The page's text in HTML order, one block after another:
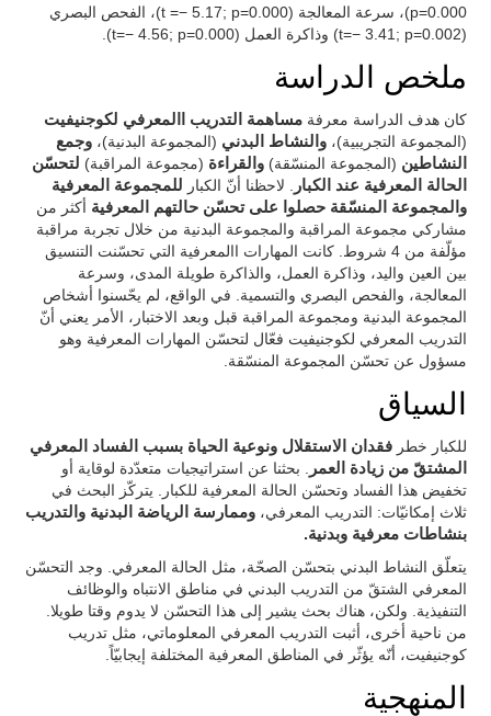
p=0.000)، سرعة المعالجة (t =− 5.17; p=0.000)، الفحص البصري
(t=− 3.41; p=0.002) وذاكرة العمل (t=− 4.56; p=0.000).
ملخص الدراسة
كان هدف الدراسة معرفةمساهمة التدريب االمعرفي لكوجنيفيت
(المجموعة التجريبية)،والنشاط البدني (المجموعة البدنية)،وجمع
النشاطين (المجموعة المنسّقة)والقراءة (مجموعة المراقبة) لتحسّن
الحالة المعرفية عند الكبار
. لاحظنا أنّ الكبار للمجموعة المعرفية
والمجموعة المنسّقة حصلوا على تحسّن حالتهم المعرفية أكثر من
مشاركي مجموعة المراقبة والمجموعة البدنية من خلال تجربة مراقبة
مؤلّفة من 4 شروط. كانت المهارات االمعرفية التي تحسّنت التنسيق
بين العين واليد، وذاكرة العمل، والذاكرة طويلة المدى، وسرعة
المعالجة، والفحص البصري والتسمية. في الواقع، لم يحّسنوا أشخاص
المجموعة البدنية ومجموعة المراقبة قبل وبعد الاختبار، الأمر يعني أنّ
التدريب المعرفي لكوجنيفيت فعّال لتحسّن المهارات المعرفية وهو
مسؤول عن تحسّن المجموعة المنسّقة.
السياق
للكبار خطرفقدان الاستقلال ونوعية الحياة بسبب الفساد المعرفي
المشتقّ من زيادة العمر
. بحثنا عن استراتيجيات متعدّدة لوقاية أو
تخفيض هذا الفساد وتحسّن الحالة المعرفية للكبار. يتركّز البحث في
ثلاث إمكانيّات: التدريب المعرفي، وممارسة الرياضة البدنية والتدريب
بنشاطات معرفية وبدنية.
يتعلّق النشاط البدني بتحسّن الصحّة، مثل الحالة المعرفي. وجد التحسّن
المعرفي الشتقّ من التدريب البدني في مناطق الانتباه والوظائف
التنفيذية. ولكن، هناك بحث يشير إلى هذا التحسّن لا يدوم وقتا طويلا.
من ناحية أخرى، أثبت التدريب المعرفي المعلوماتي، مثل تدريب
كوجنيفيت، أنّه يؤثّر في المناطق المعرفية المختلفة إيجابيّاً.
المنهجية